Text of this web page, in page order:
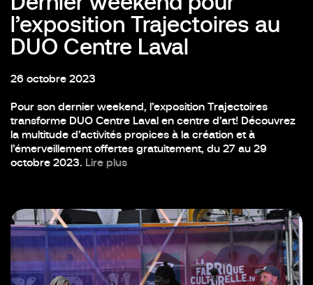
l’exposition Trajectoires au
DUO Centre Laval
26 octobre 2023
Pour son dernier weekend, l’exposition Trajectoires
transforme DUO Centre Laval en centre d’art! Découvrez
la multitude d’activités propices à la création et à
l’émerveillement offertes gratuitement, du 27 au 29
octobre 2023. Lire plus